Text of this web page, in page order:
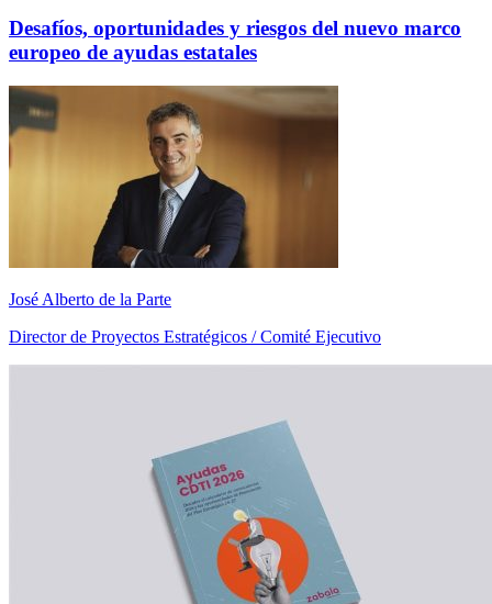
Desafíos, oportunidades y riesgos del nuevo marco
europeo de ayudas estatales
José Alberto de la Parte
Director de Proyectos Estratégicos / Comité Ejecutivo